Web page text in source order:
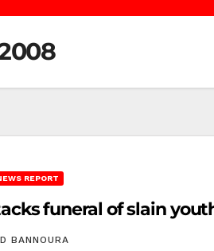
REPORT
funeral of slain
BANNOURA